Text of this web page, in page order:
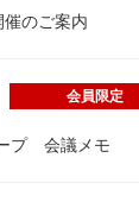
のご案内
会員限定
プ 会議メモ